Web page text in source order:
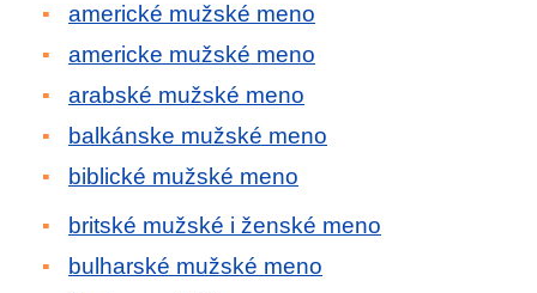
americké mužské meno
americke mužské meno
arabské mužské meno
balkánske mužské meno
biblické mužské meno
britské mužské i ženské meno
bulharské mužské meno